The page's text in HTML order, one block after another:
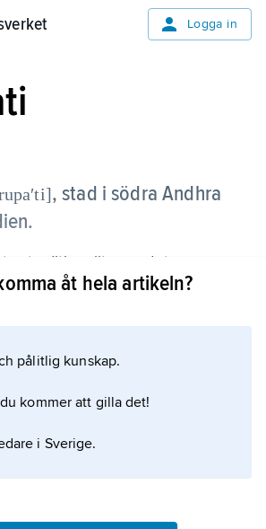
Logga in
,stad i södra Andhra
traditionellt som det
nordligaste utpost. Den
Där finns ett stort
med Vishnu. Efter timslångt
för några sekunder
av gudens anblick (
åt hela artikeln?
pålitlig kunskap.
kommer att gilla det!
i Sverige.